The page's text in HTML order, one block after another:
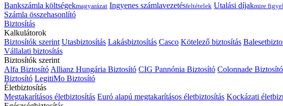
Bankszámla költségekmagyarázat Ingyenes számlavezetésfeltételek Utalási díjakmire
Számla összehasonlító
Biztosítás
Kalkulátorok
Biztosítók szerint Utasbiztosítás Lakásbiztosítás Casco Kötelező biztosítás
Vállalati biztosítás
Biztosítók szerint
Alfa Biztosító Allianz Hungária Biztosító CIG Pannónia Biztosító Colonnade Biztosító
Biztosító LegitiMo Biztosító
Életbiztosítás
Megtakarításos életbiztosítás Euró alapú megtakarításos életbiztosítás Kockázati